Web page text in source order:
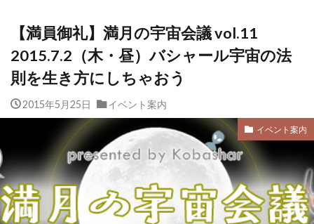
【満員御礼】満月の宇宙会議 vol.11
2015.7.2（木・昼）バシャール宇宙の法
則を生き方にしちゃおう
2015年5月25日 イベント案内
イベント案内
アーティスト
イベント
イヤシロチ
エコ
オフグリッド
キールタン
デトックス
バシャール・宇宙の法則
メッセージ
ヨガ
ワンネス
ヴィーガン 健康
動画
友人
合宿 名古屋 地底人
子供
宇宙人
岐阜
愛
断食
旅 沖縄 満月
石川県